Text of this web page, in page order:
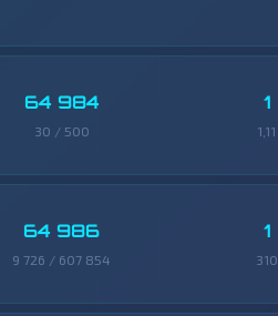
64 984
30 / 500
1
1,11
64 986
9 726 / 607 854
1
310